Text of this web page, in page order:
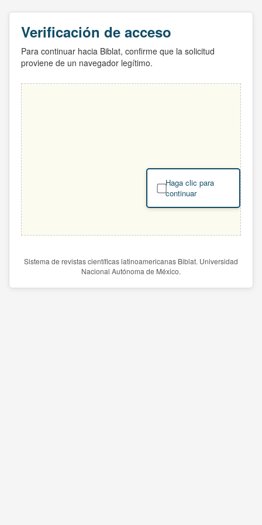
Verificación de acceso
Para continuar hacia Biblat, confirme que la solicitud
proviene de un navegador legítimo.
Haga clic para
continuar
Sistema de revistas científicas latinoamericanas Biblat. Universidad
Nacional Autónoma de México.